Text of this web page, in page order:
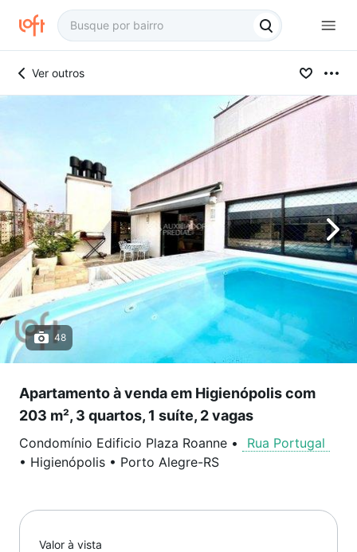
Ver outros
48
Apartamento à venda em Higienópolis com
203 m², 3 quartos, 1 suíte, 2 vagas
Condomínio Edificio Plaza Roanne •
Rua Portugal
• Higienópolis • Porto Alegre-RS
Valor à vista